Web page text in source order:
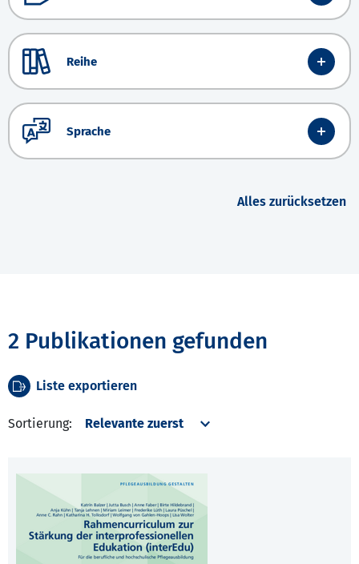
Reihe
Sprache
Alles zurücksetzen
2 Publikationen gefunden
Liste exportieren
Sortierung: